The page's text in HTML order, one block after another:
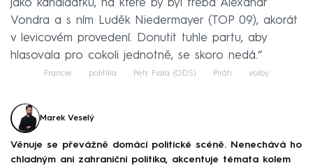
jako kandidátku, na které by byl třeba Alexandr
Vondra a s ním Luděk Niedermayer (TOP 09), akorát
v levicovém provedení. Donutit tuhle partu, aby
hlasovala pro cokoli jednotně, se skoro nedá.“
Francie politika Petr Fiala (ODS) Piráti volby
Marek Veselý
Věnuje se převážně domácí politické scéně. Nenechává ho
chladným ani zahraniční politika, akcentuje témata kolem